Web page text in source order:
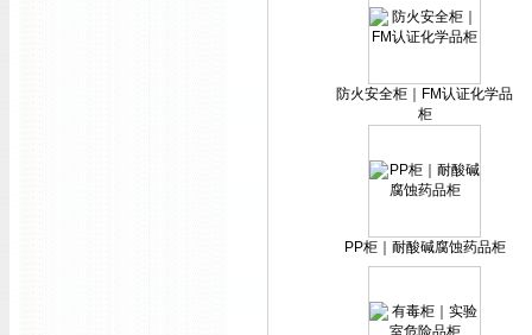
防火安全柜｜FM认证化学品
柜
PP柜｜耐酸碱腐蚀药品柜